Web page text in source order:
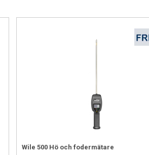
till plansilo. Vi har tillbehören, som t.ex.
som möjligt.
Wile 500 Hö och fodermätare